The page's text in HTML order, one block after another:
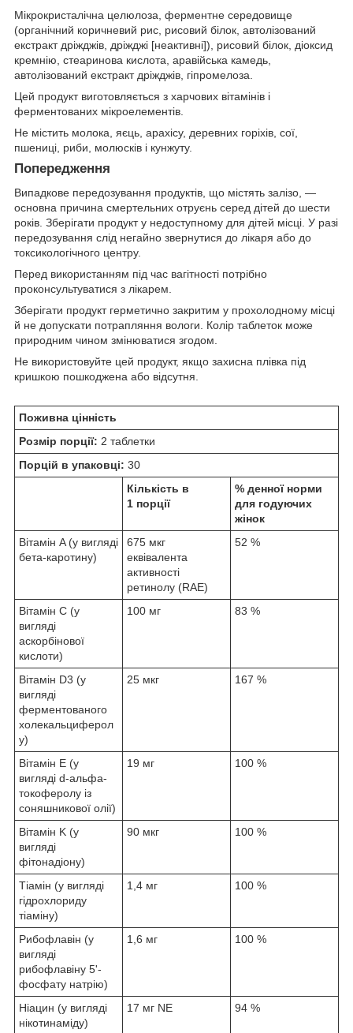
Мікрокристалічна целюлоза, ферментне середовище
(органічний коричневий рис, рисовий білок, автолізований
екстракт дріжджів, дріжджі [неактивні]), рисовий білок, діоксид
кремнію, стеаринова кислота, аравійська камедь,
автолізований екстракт дріжджів, гіпромелоза.
Цей продукт виготовляється з харчових вітамінів і
ферментованих мікроелементів.
Не містить молока, яєць, арахісу, деревних горіхів, сої,
пшениці, риби, молюсків і кунжуту.
Попередження
Випадкове передозування продуктів, що містять залізо, —
основна причина смертельних отруєнь серед дітей до шести
років. Зберігати продукт у недоступному для дітей місці. У разі
передозування слід негайно звернутися до лікаря або до
токсикологічного центру.
Перед використанням під час вагітності потрібно
проконсультуватися з лікарем.
Зберігати продукт герметично закритим у прохолодному місці
й не допускати потрапляння вологи. Колір таблеток може
природним чином змінюватися згодом.
Не використовуйте цей продукт, якщо захисна плівка під
кришкою пошкоджена або відсутня.
Поживна цінність
Розмір порції: 2 таблетки
Порцій в упаковці: 30
Кількість в
1 порції
% денної норми
для годуючих
жінок
Вітамін A (у вигляді
бета-каротину)
675 мкг
еквівалента
активності
ретинолу (RAE)
52 %
Вітамін C (у
вигляді
аскорбінової
кислоти)
100 мг 83 %
Вітамін D3 (у
вигляді
ферментованого
холекальциферол
у)
25 мкг 167 %
Вітамін E (у
вигляді d-альфа-
токоферолу із
соняшникової олії)
19 мг 100 %
Вітамін K (у
вигляді
фітонадіону)
90 мкг 100 %
Тіамін (у вигляді
гідрохлориду
тіаміну)
1,4 мг 100 %
Рибофлавін (у
вигляді
рибофлавіну 5'-
фосфату натрію)
1,6 мг 100 %
Ніацин (у вигляді
нікотинаміду)
17 мг NE 94 %